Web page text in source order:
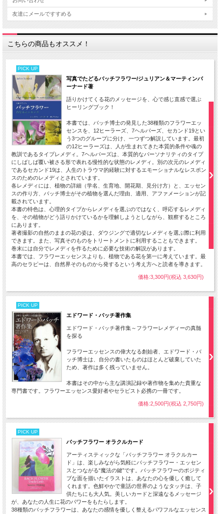
友達にメールですすめる
こちらの商品もオススメ！
PICK UP
写真でたどるバッチフラワー/ジュリアン＆マーティンバ
ーナード著
語りかけてくる花のメッセージを、心で感じ直感で選ぶ
ヒーリングブック！
本書では、バッチ博士の発見した38種類のフラワーエッ
センスを、12ヒーラーズ、7ヘルパーズ、セカンド19とい
う3つのグループに分け、一つずつ解説しています。最初
の12ヒーラーズは、人が生まれてきた本質的条件や魂の
教訓であるタイプレメディ。7ヘルパーズは、本質的なパーソナリティのタイプ
にしばしば覆い被さる形で表れる慢性的な状態のレメディ。別の次元のレメディ
であるセカンド19は、人生のトラウマ的経験に対するエモーショナルなレスポン
スのためのレメディとされています。
各レメディには、植物の詳細（学名、生育地、開花期、見分け方）と、エッセン
スの作り方、バッチ博士がその植物を選んだ理由、適用、アファメーションが記
載されています。
本書の特色は、心理的タイプからレメディを選ぶのではなく、呼応するレメディ
を、その植物がどう語りかけているかを理解しようとしながら、観察するところ
にあります。
著者撮影の自然のままの花の姿は、ダウジングで適切なレメディを選ぶ際に利用
できます。また、写真そのものをトリートメントに利用することもできます。
巻末には自分でレメディを作るために必要な技術の解説があります。
本書では、フラワーエッセンスよりも、植物である花を第一に考えています。最
高のセラピーは、自然界そのものから発するという考え方へと読者を導きます。
価格:3,300円(税込 3,630円)
PICK UP
エドワード・バッチ著作集
エドワード・バッチ著作集～フラワーレメディーの真髄
を探る
フラワーエッセンスの偉大なる創始者、エドワード・バ
ッチ博士は、自分の書いたものはほとんど破棄していた
ため、著作は多く残っていません。
本書はその中から主な講演記録や著作物を集めた貴重な
専門書です。フラワーエッセンス愛好者やセラピスト必携の一冊です。
価格:2,500円(税込 2,750円)
PICK UP
バッチフラワー オラクルカード
アーティスティックな「バッチフラワー オラクルカー
ド」は、楽しみながら気軽にバッチフラワー・エッセン
スとつながる“魔法の鍵”です。バッチフラワーのポジティ
ブな面を描いたイラストは、あなたの心を優しく癒して
くれます。色鮮やかで童話の世界のようなタッチは、子
供たちにも大人気。美しいカードと深遠なるメッセージ
が、あなたの人生に花のパワーをもたらします。
38種類のバッチフラワーは、あなたの感情を優しく整えるパワフルなエッセンス